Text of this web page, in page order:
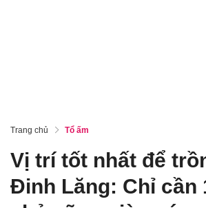
Trang chủ Tổ ấm
Vị trí tốt nhất để
Đinh Lăng: Chỉ cần